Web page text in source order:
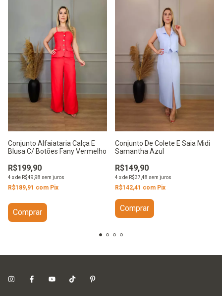
Conjunto Alfaiataria Calça E
Blusa C/ Botões Fany Vermelho
R$199,90
4 xde R$49,98 sem juros
R$189,91 com Pix
Comprar
Conjunto De Colete E Saia Midi
Samantha Azul
R$149,90
4 xde R$37,48 sem juros
R$142,41 com Pix
Comprar